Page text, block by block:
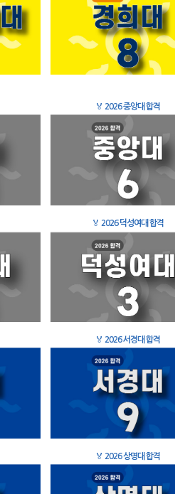
🏅 2026 중앙대 합격
🏅 2026 덕성여대 합격
🏅 2026 서경대 합격
🏅 2026 상명대 합격